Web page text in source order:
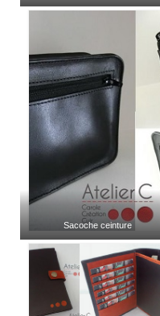
Sacoche ceinture